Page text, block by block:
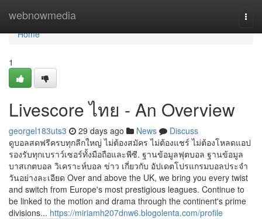
webnowmedia
Home
Home
1
Livescore ไทย - An Overview
georgel183uts3 29 days ago News
Discuss
ดูบอลสดฟรีครบทุกลีกใหญ่ ไม่ต้องสมัคร ไม่ต้องแชร์ ไม่ต้องโหลดแอป
รองรับทุกเบราว์เซอร์ทั้งมือถือและพีซี. ฐานข้อมูลฟุตบอล ฐานข้อมูล
บาสเกตบอล วิเคราะห์บอล ข่าว เกี่ยวกับ อัปเดตโปรแกรมบอลประจำ
วันอย่างละเอียด Over and above the UK, we bring you every twist
and switch from Europe's most prestigious leagues. Continue to
be linked to the motion and drama through the continent's prime
divisions... https://miriamh207dnw6.blogolenta.com/profile